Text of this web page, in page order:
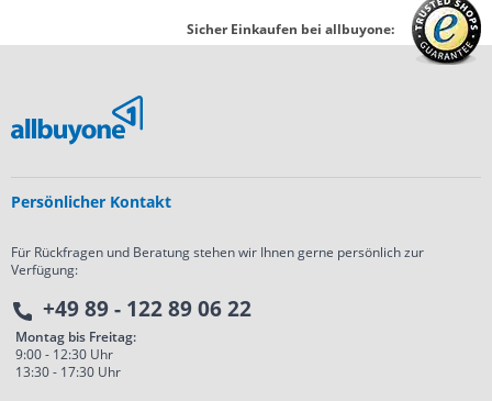
Sicher Einkaufen bei allbuyone:
Persönlicher Kontakt
Für Rückfragen und Beratung stehen wir Ihnen gerne persönlich zur
Verfügung:
+49 89 - 122 89 06 22
Montag bis Freitag:
9:00 - 12:30 Uhr
13:30 - 17:30 Uhr